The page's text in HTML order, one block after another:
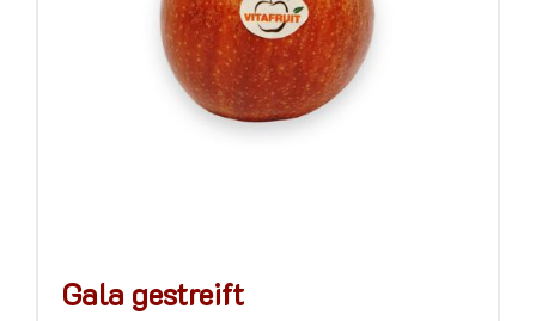
Gala gestreift